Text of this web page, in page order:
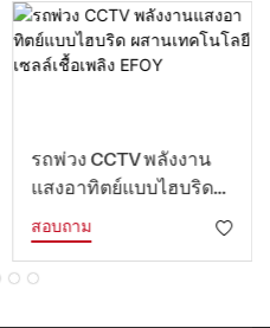
รถพ่วง CCTV พลังงาน
แสงอาทิตย์แบบไฮบริด
ผสานเทคโนโลยีเซลล์
เชื้อเพลิง EFOY
สอบถาม